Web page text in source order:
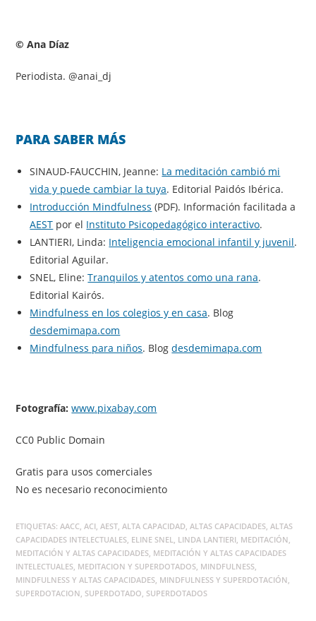
© Ana Díaz
Periodista. @anai_dj
PARA SABER MÁS
SINAUD-FAUCCHIN, Jeanne: La meditación cambió mi
vida y puede cambiar la tuya. Editorial Paidós Ibérica.
Introducción Mindfulness (PDF). Información facilitada a
AEST por el Instituto Psicopedagógico interactivo.
LANTIERI, Linda: Inteligencia emocional infantil y juvenil.
Editorial Aguilar.
SNEL, Eline:Tranquilos y atentos como una rana.
Editorial Kairós.
Mindfulness en los colegios y en casa. Blog
desdemimapa.com
Mindfulness para niños. Blogdesdemimapa.com
Fotografía: www.pixabay.com
CC0 Public Domain
Gratis para usos comerciales
No es necesario reconocimiento
ETIQUETAS:AACC, ACI, AEST, ALTA CAPACIDAD, ALTAS CAPACIDADES, ALTAS
CAPACIDADES INTELECTUALES, ELINE SNEL, LINDA LANTIERI, MEDITACIÓN,
MEDITACIÓN Y ALTAS CAPACIDADES, MEDITACIÓN Y ALTAS CAPACIDADES
INTELECTUALES, MEDITACION Y SUPERDOTADOS, MINDFULNESS,
MINDFULNESS Y ALTAS CAPACIDADES, MINDFULNESS Y SUPERDOTACIÓN,
SUPERDOTACION, SUPERDOTADO, SUPERDOTADOS